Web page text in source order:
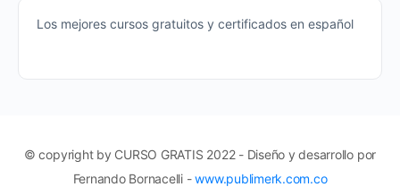
Los mejores cursos gratuitos y certificados en español
© copyright by CURSO GRATIS 2022 - Diseño y desarrollo por
Fernando Bornacelli -www.publimerk.com.co